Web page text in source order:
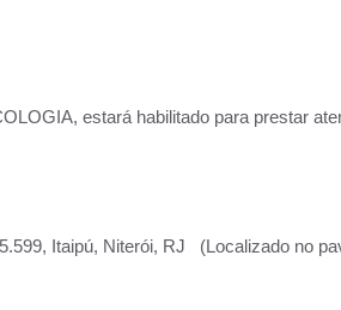
estará habilitado para prestar
Itaipú, Niterói, RJ (Localizado no